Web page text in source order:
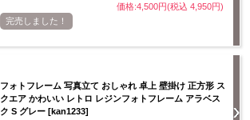
価格:4,500円(税込 4,950円)
完売しました！
フォトフレーム 写真立て おしゃれ 卓上 壁掛け 正方形 ス
クエア かわいい レトロ レジンフォトフレーム アラベス
ク S グレー [kan1233]